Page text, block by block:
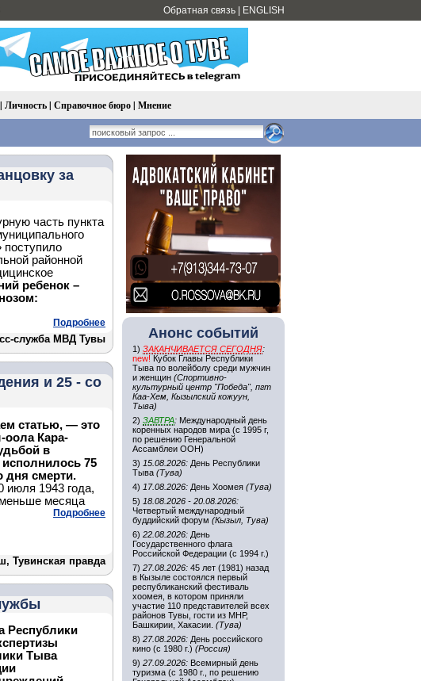
Обратная связь ENGLISH
| Личность| Справочное бюро| Мнение
за
часть пункта
районной
ребенок –
Подробнее
служба МВД Тувы
и 25 - со
статью, — это
Кара-
в
75
дня смерти.
июля 1943 года,
месяца
Подробнее
Тувинская правда
Республики
Тыва
Анонс событий
1) ЗАКАНЧИВАЕТСЯ СЕГОДНЯ:
new! Кубок Главы Республики
Тыва по волейболу среди мужчин
и женщин (Спортивно-
культурный центр "Победа", пгт
Каа-Хем, Кызылский кожуун,
Тыва)
2) ЗАВТРА: Международный день
коренных народов мира (с 1995 г,
по решению Генеральной
Ассамблеи ООН)
3) 15.08.2026: День Республики
Тыва (Тува)
4) 17.08.2026: День Хоомея (Тува)
5) 18.08.2026 - 20.08.2026:
Четвертый международный
буддийский форум (Кызыл, Тува)
6) 22.08.2026: День
Государственного флага
Российской Федерации (с 1994 г.)
7) 27.08.2026: 45 лет (1981) назад
в Кызыле состоялся первый
республиканский фестиваль
хоомея, в котором приняли
участие 110 представителей всех
районов Тувы, гости из МНР,
Башкирии, Хакасии. (Тува)
8) 27.08.2026: День российского
кино (с 1980 г.) (Россия)
9) 27.09.2026: Всемирный день
туризма (с 1980 г., по решению